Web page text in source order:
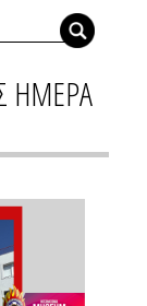
ΗΜΕΡΑ